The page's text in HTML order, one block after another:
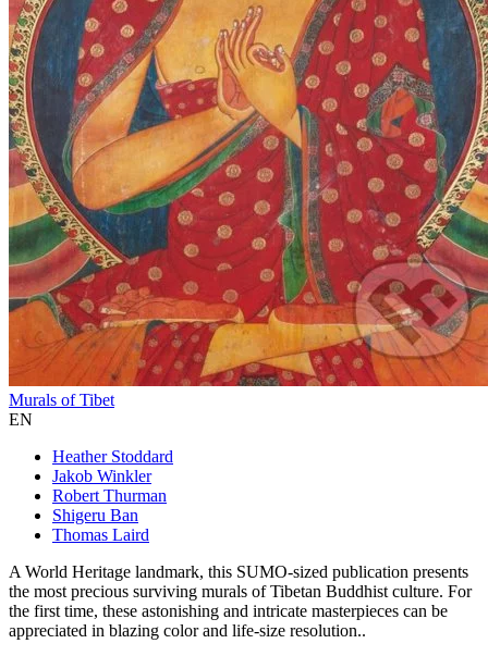
Murals of Tibet
EN
Heather Stoddard
Jakob Winkler
Robert Thurman
Shigeru Ban
Thomas Laird
A World Heritage landmark, this SUMO-sized publication presents
the most precious surviving murals of Tibetan Buddhist culture. For
the first time, these astonishing and intricate masterpieces can be
appreciated in blazing color and life-size resolution..